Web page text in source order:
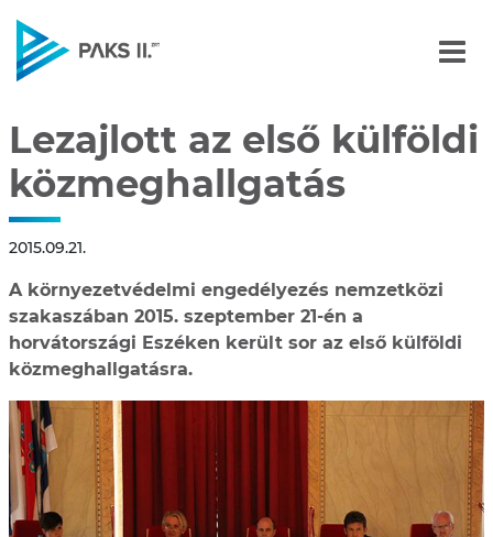
Lezajlott az első külföldi
Lezajlott az első külföldi
közmeghallgatás
2015.09.21.
A környezetvédelmi engedélyezés nemzetközi
szakaszában 2015. szeptember 21-én a
horvátországi Eszéken került sor az első külföldi
közmeghallgatásra.